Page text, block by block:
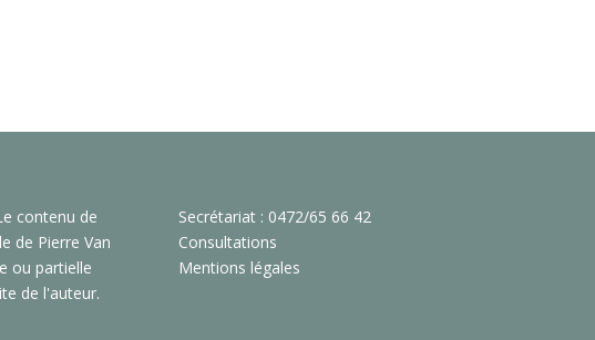
contenu de
de Pierre Van
ou partielle
de l'auteur.
Secrétariat : 0472/65 66 42
Consultations
Mentions légales